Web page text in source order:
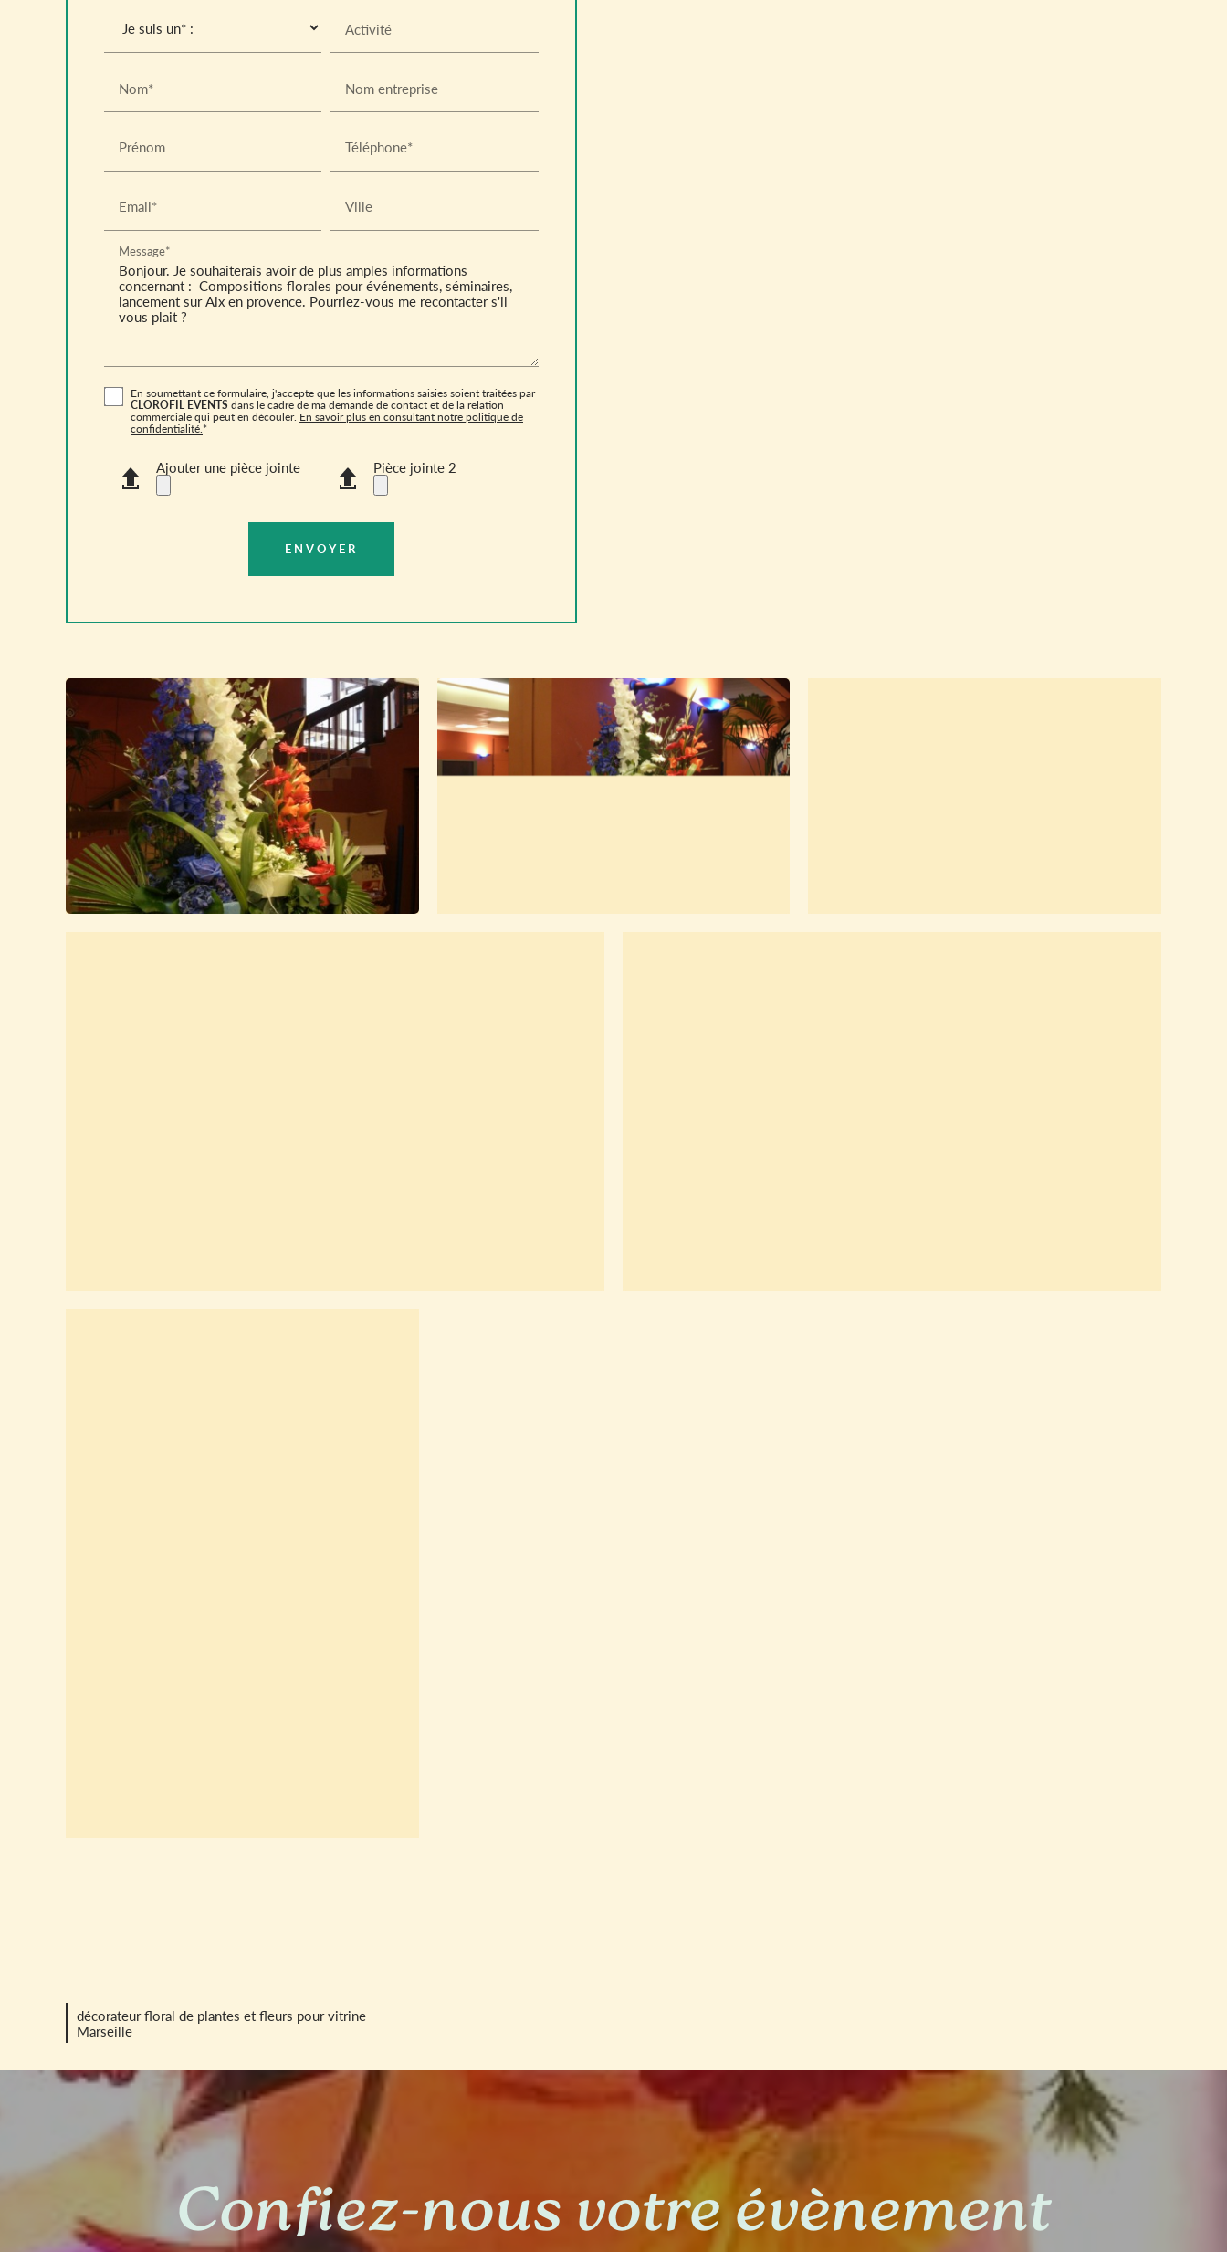
Activité
Nom* Nom entreprise
Prénom Téléphone*
Email* Ville
Message*
En soumettant ce formulaire, j'accepte que les informations saisies soient traitées par
CLOROFIL EVENTS dans le cadre de ma demande de contact et de la relation
commerciale qui peut en découler. En savoir plus en consultant notre politique de
confidentialité.*
Ajouter une pièce jointe Pièce jointe 2
décorateur floral de plantes et fleurs pour vitrine
Marseille
Confiez-nous votre évènement